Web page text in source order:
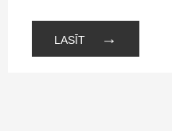
LASĪT →